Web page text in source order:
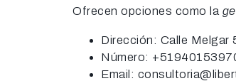
Ofrecen opciones como la
Dirección: Calle Melgar
Número:
Email: